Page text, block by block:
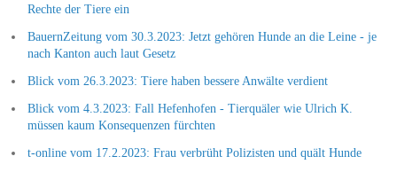
Rechte der Tiere ein
BauernZeitung vom 30.3.2023: Jetzt gehören Hunde an die Leine - je
nach Kanton auch laut Gesetz
Blick vom 26.3.2023: Tiere haben bessere Anwälte verdient
Blick vom 4.3.2023: Fall Hefenhofen - Tierquäler wie Ulrich K.
müssen kaum Konsequenzen fürchten
t-online vom 17.2.2023: Frau verbrüht Polizisten und quält Hunde